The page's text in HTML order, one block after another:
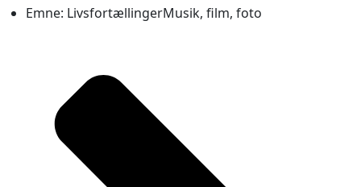
Emne: LivsfortællingerMusik, film, foto